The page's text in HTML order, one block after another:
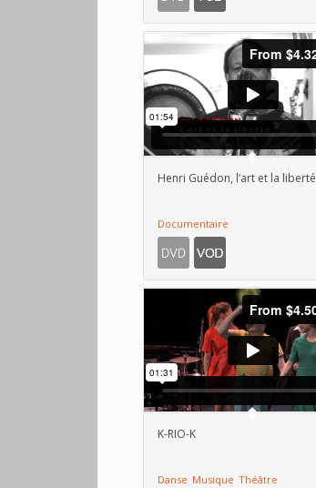
Henri Guédon, l’art et la liberté
Documentaire
K-RIO-K
Danse Musique Théâtre